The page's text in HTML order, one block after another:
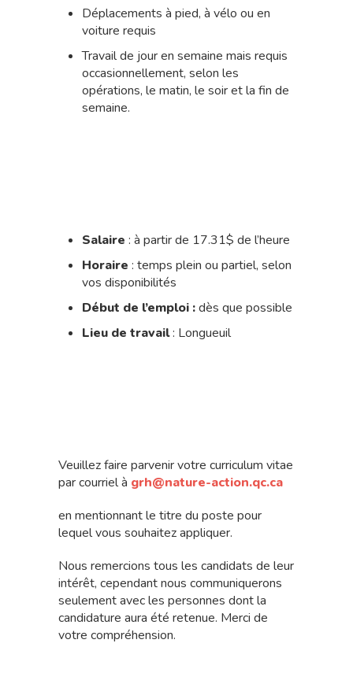
Déplacements à pied, à vélo ou en
voiture requis
Travail de jour en semaine mais requis
occasionnellement, selon les
opérations, le matin, le soir et la fin de
semaine.
Salaire : à partir de 17.31$ de l’heure
Horaire : temps plein ou partiel, selon
vos disponibilités
Début de l’emploi :dès que possible
Lieu de travail: Longueuil
Veuillez faire parvenir votre curriculum vitae
par courriel à grh@nature-action.qc.ca
en mentionnant le titre du poste pour
lequel vous souhaitez appliquer.
Nous remercions tous les candidats de leur
intérêt, cependant nous communiquerons
seulement avec les personnes dont la
candidature aura été retenue. Merci de
votre compréhension.